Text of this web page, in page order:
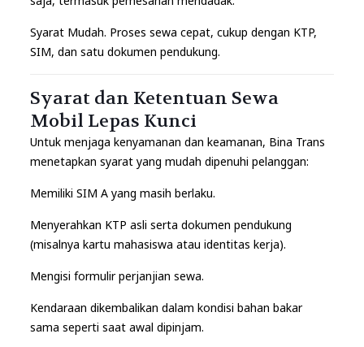
Syarat Mudah. Proses sewa cepat, cukup dengan KTP,
SIM, dan satu dokumen pendukung.
Syarat dan Ketentuan Sewa
Mobil Lepas Kunci
Untuk menjaga kenyamanan dan keamanan, Bina Trans
menetapkan syarat yang mudah dipenuhi pelanggan:
Memiliki SIM A yang masih berlaku.
Menyerahkan KTP asli serta dokumen pendukung
(misalnya kartu mahasiswa atau identitas kerja).
Mengisi formulir perjanjian sewa.
Kendaraan dikembalikan dalam kondisi bahan bakar
sama seperti saat awal dipinjam.